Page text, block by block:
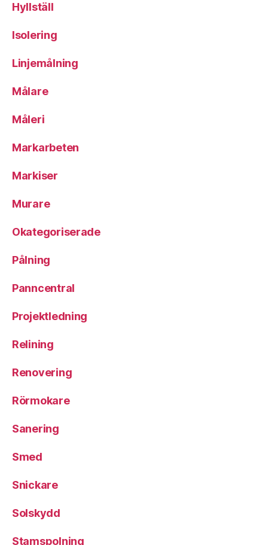
Hyllställ
Isolering
Linjemålning
Målare
Måleri
Markarbeten
Markiser
Murare
Okategoriserade
Pålning
Panncentral
Projektledning
Relining
Renovering
Rörmokare
Sanering
Smed
Snickare
Solskydd
Stamspolning